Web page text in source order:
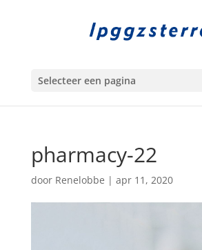
Selecteer een pagina
pharmacy-22
door Renelobbe | apr 11, 2020